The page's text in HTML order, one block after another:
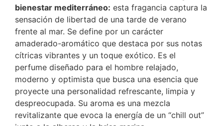
bienestar mediterráneo: esta fragancia captura la
sensación de libertad de una tarde de verano
frente al mar. Se define por un carácter
amaderado-aromático que destaca por sus notas
cítricas vibrantes y un toque exótico. Es el
perfume diseñado para el hombre relajado,
moderno y optimista que busca una esencia que
proyecte una personalidad refrescante, limpia y
despreocupada. Su aroma es una mezcla
revitalizante que evoca la energía de un “chill out”